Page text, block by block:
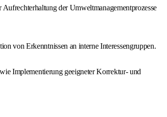
der Umweltmanagementprozesse
von Erkenntnissen an interne Interessengruppen.
Implementierung geeigneter Korrektur- und